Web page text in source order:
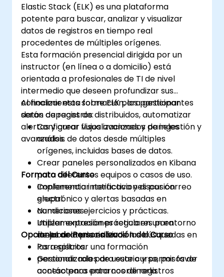
Implementar las mejores prácticas para
la administración, optimización y
resolución de problemas de Elasticsearch
y Kibana.
Elastic Stack (ELK) es una plataforma
potente para buscar, analizar y visualizar
datos de registros en tiempo real
procedentes de múltiples orígenes.
Esta formación presencial dirigida por un
instructor (en línea o a domicilio) está
orientada a profesionales de TI de nivel
intermedio que deseen profundizar sus
conocimientos sobre ELK para gestionar
datos de registros distribuidos, automatizar
alertas y crear visualizaciones y paneles
avanzados.
Al finalizar esta formación, los participantes
serán capaces de:
Configurar flujos avanzados de ingestión y
análisis de datos desde múltiples
orígenes, incluidas bases de datos.
Crear paneles personalizados en Kibana
para diferentes equipos o casos de uso.
Implementar notificaciones por correo
electrónico y alertas basadas en
condiciones.
Utilizar expresiones regulares para
mejorar la precisión de las búsquedas en
los registros.
Gestionar roles de usuario y permisos de
acceso para entornos de registros
Formato del Curso
Conferencia interactiva y discusión
grupal.
Numerosos ejercicios y prácticas.
Implementación práctica en un entorno
de laboratorio en vivo.
Opciones de Personalización del Curso
Para solicitar una formación
personalizada para este curso, por favor
contáctenos para coordinarla.